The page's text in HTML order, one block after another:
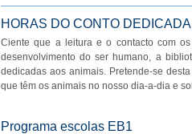
HORAS DO CONTO
Ciente que a leitura e o contacto com
desenvolvimento do ser humano, a
dedicadas aos animais. Pretende-se
que têm os animais no nosso dia-a-dia e
Programa escolas EB1